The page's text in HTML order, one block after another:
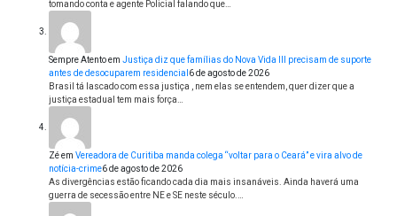
tomando conta e agente Policial falando que…
Sempre Atentoem Justiça diz que famílias do Nova Vida III precisam de suporte
antes de desocuparem residencial 6 de agosto de 2026
Brasil tá lascado com essa justiça , nem elas se entendem, quer dizer que a
justiça estadual tem mais força…
Zéem Vereadora de Curitiba manda colega “voltar para o Ceará” e vira alvo de
notícia-crime6 de agosto de 2026
As divergências estão ficando cada dia mais insanáveis. Ainda haverá uma
guerra de secessão entre NE e SE neste século.…